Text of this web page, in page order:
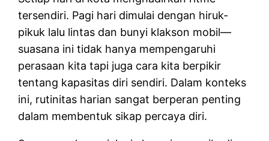
tersendiri. Pagi hari dimulai dengan hiruk-
pikuk lalu lintas dan bunyi klakson mobil—
suasana ini tidak hanya mempengaruhi
perasaan kita tapi juga cara kita berpikir
tentang kapasitas diri sendiri. Dalam konteks
ini, rutinitas harian sangat berperan penting
dalam membentuk sikap percaya diri.